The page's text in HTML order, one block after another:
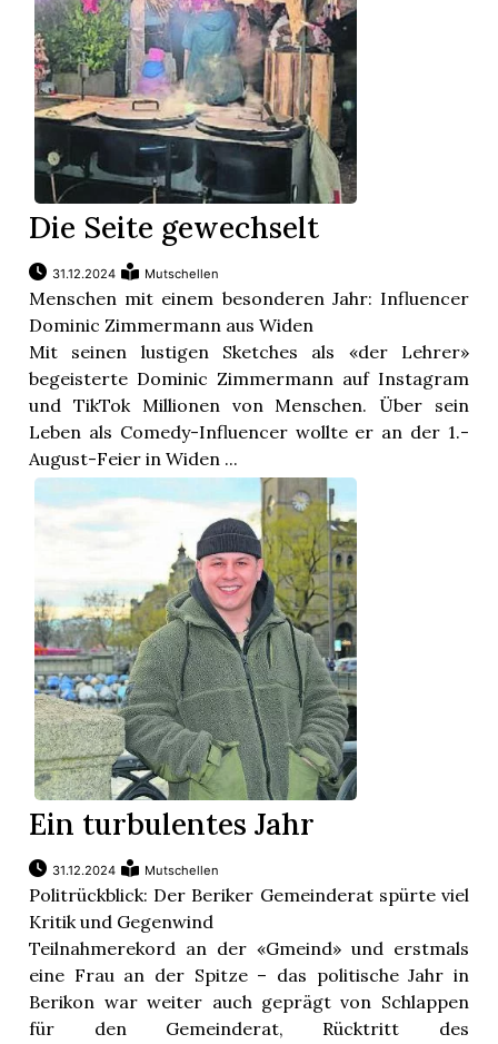
Die Seite gewechselt
31.12.2024 Mutschellen
Menschen mit einem besonderen Jahr: Influencer
Dominic Zimmermann aus Widen
Mit seinen lustigen Sketches als «der Lehrer»
begeisterte Dominic Zimmermann auf Instagram
und TikTok Millionen von Menschen. Über sein
Leben als Comedy-Influencer wollte er an der 1.-
August-Feier in Widen ...
Ein turbulentes Jahr
31.12.2024 Mutschellen
Politrückblick: Der Beriker Gemeinderat spürte viel
Kritik und Gegenwind
Teilnahmerekord an der «Gmeind» und erstmals
eine Frau an der Spitze – das politische Jahr in
Berikon war weiter auch geprägt von Schlappen
für den Gemeinderat, Rücktritt des